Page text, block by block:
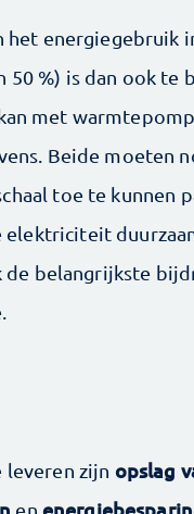
energiegebruik
%) is dan ook te
kan met
Beide moeten
toe te kunnen
elektriciteit
belangrijkste
zijn opslag
en